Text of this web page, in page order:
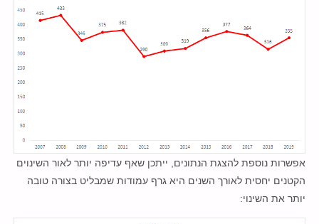
אפשרות נוספת להצגת הנתונים, ייתכן שאף עדיפה יותר לאור השינוים
הקטנים יחסית לאורך השנים היא גרף עמודות שמבליט בצורה טובה
יותר את השינוי: